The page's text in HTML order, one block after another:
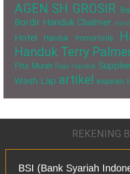
AGEN SH GROSIR
Bordir Handuk Chalmer
Hotel
Handuk Immortelle
Handuk Terry
Pita Murah Raja Handuk
Wash Lap artikel inspirasi
REKENING
BSI (Bank Syariah